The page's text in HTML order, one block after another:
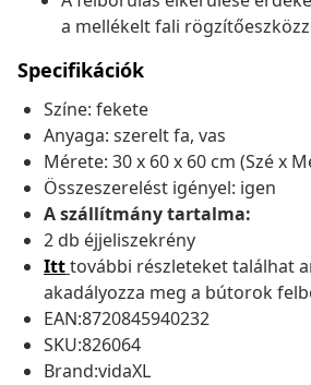
a mellékelt fali
Specifikációk
Színe: fekete
Anyaga: szerelt fa, vas
Mérete: 30 x 60 x 60 cm (Szé x
Összeszerelést igényel: igen
A szállítmány tartalma:
2 db éjjeliszekrény
Itttovábbi részleteket találhat
akadályozza meg a bútorok
EAN:8720845940232
SKU:826064
Brand:vidaXL